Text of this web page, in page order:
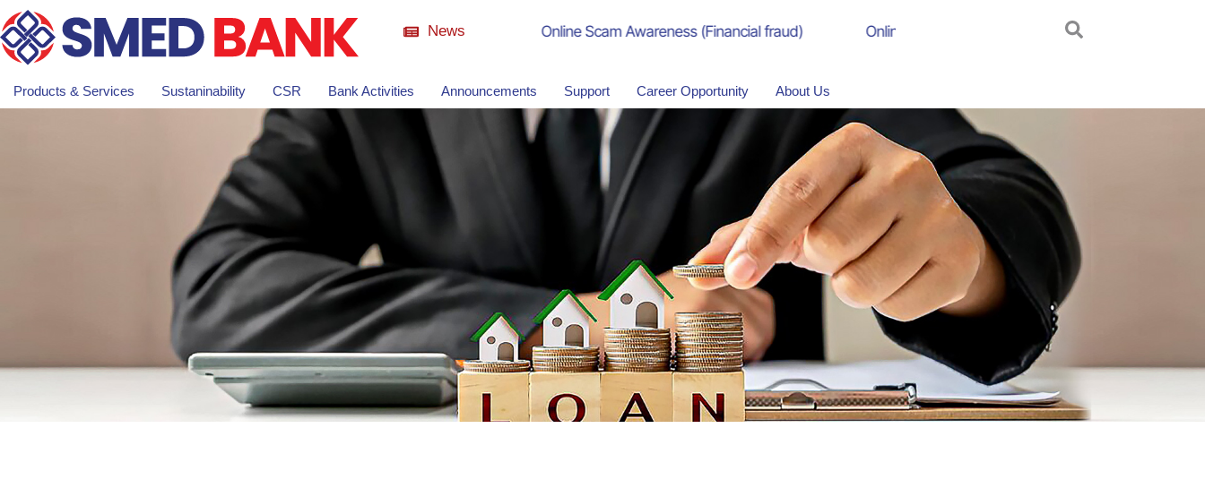
News Online Scam Awareness (Financial fraud) Online Scam Awareness Campaign
Products & Services Sustaninability CSR Bank Activities Announcements Support Career Opportunity About Us